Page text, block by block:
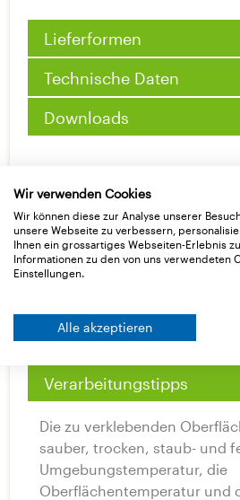
Lieferformen
Technische Daten
Downloads
Basisdaten
Anwendungsvideos
Verarbeitungstipps
Die zu verklebenden
sauber, trocken, staub- und
Umgebungstemperatur, die
Oberflächentemperatur und
Wir verwenden Cookies
Wir können diese zur Analyse unserer
unsere Webseite zu verbessern,
Ihnen ein grossartiges Webseiten-Erlebnis
Informationen zu den von uns verwendeten
Einstellungen.
Alle akzeptieren